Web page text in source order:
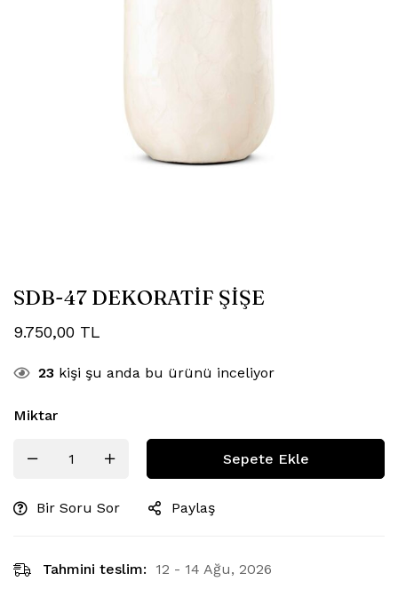
SDB-47 DEKORATİF ŞİŞE
9.750,00 TL
23 kişi şu anda bu ürünü inceliyor
Miktar
Sepete Ekle
Bir Soru Sor Paylaş
Tahmini teslim: 12 - 14 Ağu, 2026